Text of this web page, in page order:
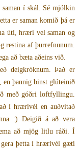
í skál. Sé mjólkin
er saman komið þá er
útí, hræri vel saman og
af þurrefnunum.
að bæta aðeins við.
deigkróknum. Það er
þannig binst glúteinið
með góðri loftfyllingu.
í hrærivél en auðvitað
:) Deigið á að vera
að mjög litlu ráði. Í
þetta í hrærivél gæti